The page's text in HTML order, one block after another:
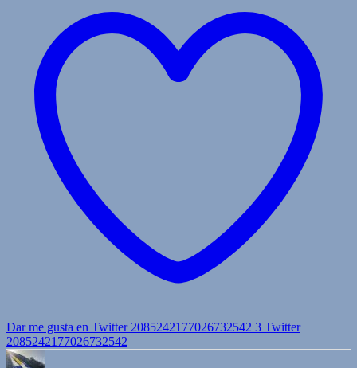
Dar me gusta en Twitter 2085242177026732542 3 Twitter
2085242177026732542